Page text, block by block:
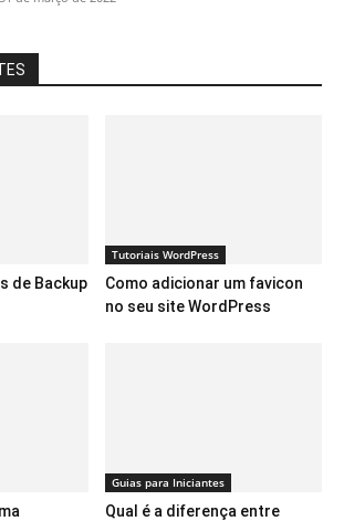
de Backup
Tutoriais WordPress
Como adicionar um favicon
no seu site WordPress
Guias para Iniciantes
Qual é a diferença entre